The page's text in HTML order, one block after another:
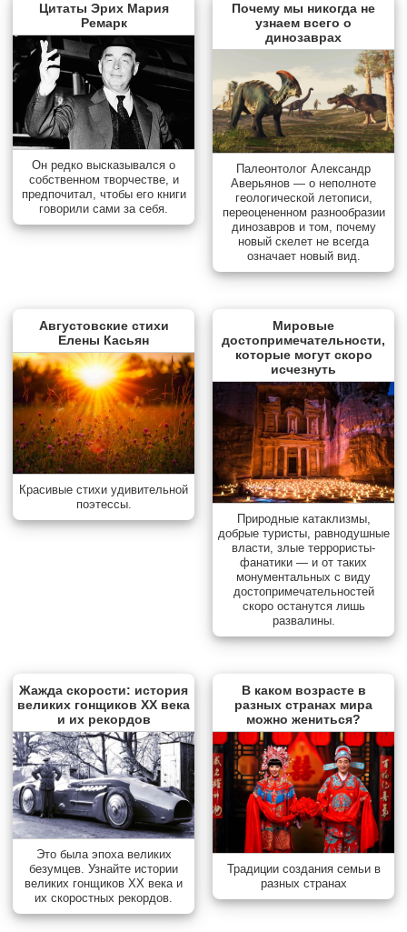
Цитаты Эрих Мария
Ремарк
Он редко высказывался о
собственном творчестве, и
предпочитал, чтобы его книги
говорили сами за себя.
Почему мы никогда не
узнаем всего о
динозаврах
Палеонтолог Александр
Аверьянов — о неполноте
геологической летописи,
переоцененном разнообразии
динозавров и том, почему
новый скелет не всегда
означает новый вид.
Августовские стихи
Елены Касьян
Красивые стихи удивительной
поэтессы.
Мировые
достопримечательности,
которые могут скоро
исчезнуть
Природные катаклизмы,
добрые туристы, равнодушные
власти, злые террористы-
фанатики — и от таких
монументальных с виду
достопримечательностей
скоро останутся лишь
развалины.
Жажда скорости: история
великих гонщиков XX века
и их рекордов
Это была эпоха великих
безумцев. Узнайте истории
великих гонщиков XX века и
их скоростных рекордов.
В каком возрасте в
разных странах мира
можно жениться?
Традиции создания семьи в
разных странах